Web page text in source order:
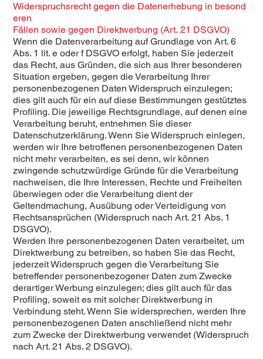
Widerspruchsrecht gegen die Datenerhebung in besond
eren
Fällen sowie gegen Direktwerbung (Art. 21 DSGVO)
Wenn die Datenverarbeitung auf Grundlage von Art. 6
Abs. 1 lit. e oder f DSGVO erfolgt, haben Sie jederzeit
das Recht, aus Gründen, die sich aus Ihrer besonderen
Situation ergeben, gegen die Verarbeitung Ihrer
personenbezogenen Daten Widerspruch einzulegen;
dies gilt auch für ein auf diese Bestimmungen gestütztes
Profiling. Die jeweilige Rechtsgrundlage, auf denen eine
Verarbeitung beruht, entnehmen Sie dieser
Datenschutzerklärung. Wenn Sie Widerspruch einlegen,
werden wir Ihre betroffenen personenbezogenen Daten
nicht mehr verarbeiten, es sei denn, wir können
zwingende schutzwürdige Gründe für die Verarbeitung
nachweisen, die Ihre Interessen, Rechte und Freiheiten
überwiegen oder die Verarbeitung dient der
Geltendmachung, Ausübung oder Verteidigung von
Rechtsansprüchen (Widerspruch nach Art. 21 Abs. 1
DSGVO).
Werden Ihre personenbezogenen Daten verarbeitet, um
Direktwerbung zu betreiben, so haben Sie das Recht,
jederzeit Widerspruch gegen die Verarbeitung Sie
betreffender personenbezogener Daten zum Zwecke
derartiger Werbung einzulegen; dies gilt auch für das
Profiling, soweit es mit solcher Direktwerbung in
Verbindung steht. Wenn Sie widersprechen, werden Ihre
personenbezogenen Daten anschließend nicht mehr
zum Zwecke der Direktwerbung verwendet (Widerspruch
nach Art. 21 Abs. 2 DSGVO).